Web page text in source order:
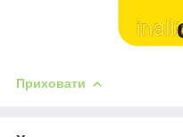
Приховати